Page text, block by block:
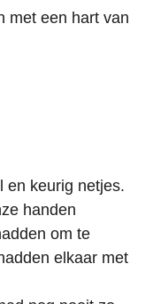
met een hart van
en keurig netjes.
handen
om te
elkaar met